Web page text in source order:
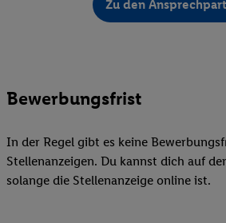
Zu den
Bewerbungsfrist
In der Regel gibt es keine
Stellenanzeigen. Du kannst dich auf
solange die Stellenanzeige online ist.